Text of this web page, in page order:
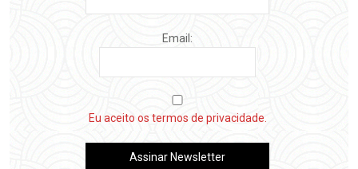
Email:
Eu aceito os termos de privacidade.